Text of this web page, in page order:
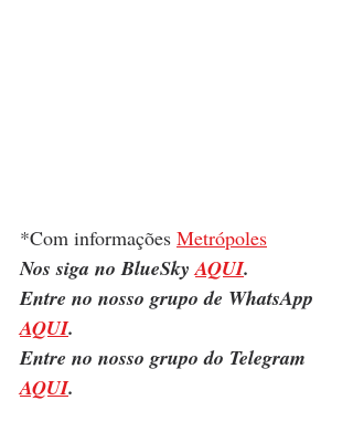
*Com informações Metrópoles
Nos siga no BlueSky AQUI.
Entre no nosso grupo de WhatsApp
AQUI.
Entre no nosso grupo do Telegram
AQUI.